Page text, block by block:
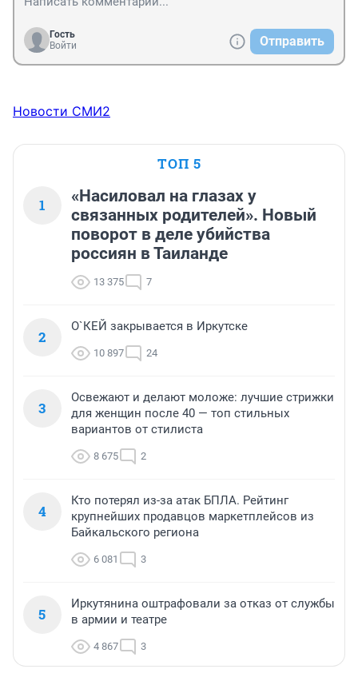
Гость
Войти
Отправить
Новости СМИ2
ТОП 5
1
«Насиловал на глазах у
связанных родителей». Новый
поворот в деле убийства
россиян в Таиланде
13 375 7
2
О`КЕЙ закрывается в Иркутске
10 897 24
3
Освежают и делают моложе: лучшие стрижки
для женщин после 40 — топ стильных
вариантов от стилиста
8 675 2
4
Кто потерял из-за атак БПЛА. Рейтинг
крупнейших продавцов маркетплейсов из
Байкальского региона
6 081 3
5
Иркутянина оштрафовали за отказ от службы
в армии и театре
4 867 3